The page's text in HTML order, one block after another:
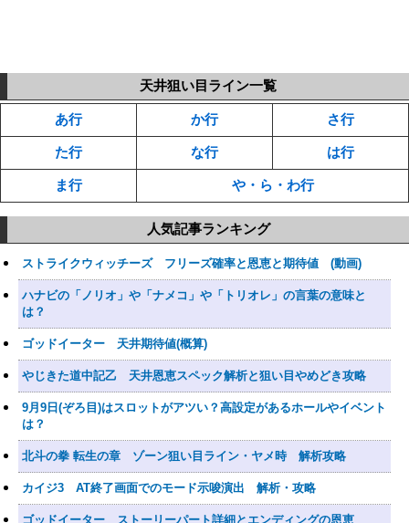
天井狙い目ライン一覧
あ行 か行 さ行
た行 な行 は行
ま行 や・ら・わ行
人気記事ランキング
ストライクウィッチーズ フリーズ確率と恩恵と期待値 (動画)
ハナビの「ノリオ」や「ナメコ」や「トリオレ」の言葉の意味と
は？
ゴッドイーター 天井期待値(概算)
やじきた道中記乙 天井恩恵スペック解析と狙い目やめどき攻略
9月9日(ぞろ目)はスロットがアツい？高設定があるホールやイベント
は？
北斗の拳 転生の章 ゾーン狙い目ライン・ヤメ時 解析攻略
カイジ3 AT終了画面でのモード示唆演出 解析・攻略
ゴッドイーター ストーリーパート詳細とエンディングの恩恵